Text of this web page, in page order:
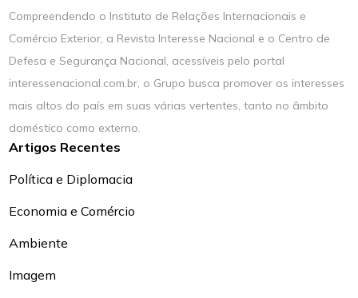
Compreendendo o Instituto de Relações Internacionais e
Comércio Exterior, a Revista Interesse Nacional e o Centro de
Defesa e Segurança Nacional, acessíveis pelo portal
interessenacional.com.br, o Grupo busca promover os interesses
mais altos do país em suas várias vertentes, tanto no âmbito
doméstico como externo.
Artigos Recentes
Política e Diplomacia
Economia e Comércio
Ambiente
Imagem